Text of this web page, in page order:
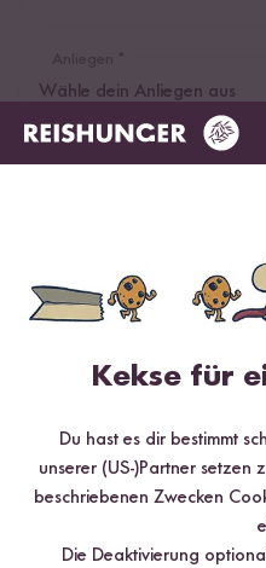
Bitte wähle aus, worum es in deiner
Bitte gib uns so viele Informationen
wir deine Anfrage schnell bearbeiten
Kekse für
Du hast es dir bestimmt
unserer (US-)Partner setzen
beschriebenen Zwecken
Die Deaktivierung